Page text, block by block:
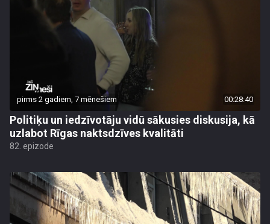
pirms 2 gadiem, 7 mēnešiem 00:28:40
Politiķu un iedzīvotāju vidū sākusies diskusija, kā
uzlabot Rīgas naktsdzīves kvalitāti
82. epizode